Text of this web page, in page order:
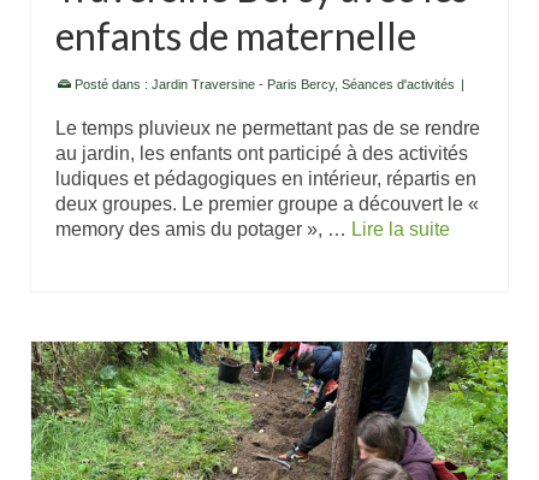
enfants de maternelle
Posté dans : Jardin Traversine - Paris Bercy, Séances d'activités |
Le temps pluvieux ne permettant pas de se rendre
au jardin, les enfants ont participé à des activités
ludiques et pédagogiques en intérieur, répartis en
deux groupes. Le premier groupe a découvert le «
memory des amis du potager », … Lire la suite